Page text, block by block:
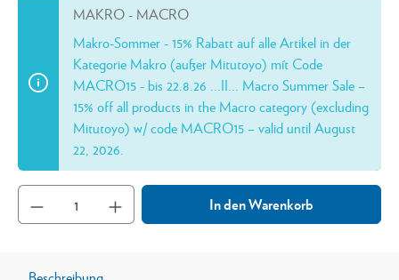
MAKRO - MACRO
Makro-Sommer - 15% Rabatt auf alle Artikel in der
Kategorie Makro (außer Mitutoyo) mít Code
MACRO15 - bis 22.8.26 ...II... Macro Summer Sale –
15% off all products in the Macro category (excluding
Mitutoyo) w/ code MACRO15 – valid until August
22, 2026.
In den Warenkorb